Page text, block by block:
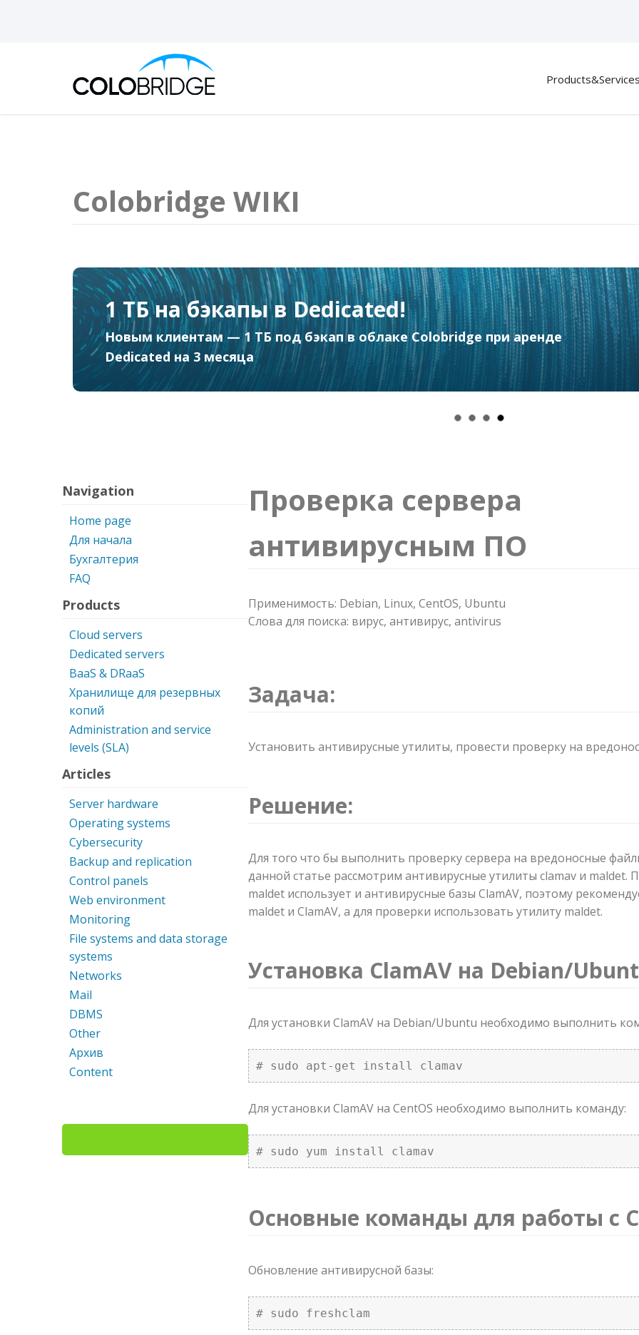
Colobridge WIKI
1 ТБ на бэкапы в Dedicated!
Новым клиентам — 1 ТБ под бэкап в облаке Colobridge при аренде
Dedicated на 3 месяца
Navigation
Home page
Для начала
Бухгалтерия
FAQ
Products
Cloud servers
Dedicated servers
BaaS & DRaaS
Хранилище для резервных
копий
Administration and service
levels (SLA)
Articles
Server hardware
Operating systems
Cybersecurity
Backup and replication
Control panels
Web environment
Monitoring
File systems and data storage
systems
Networks
Mail
DBMS
Other
Архив
Content
Проверка сервера
антивирусным ПО
Применимость: Debian, Linux, CentOS, Ubuntu
Слова для поиска: вирус, антивирус, antivirus
Задача:
Установить антивирусные утилиты, провести проверку на
Решение:
Для того что бы выполнить проверку сервера на вредоносные
данной статье рассмотрим антивирусные утилиты clamav и maldet.
maldet использует и антивирусные базы ClamAV, поэтому
maldet и ClamAV, а для проверки использовать утилиту maldet.
Установка ClamAV на Debian/
Для установки ClamAV на Debian/Ubuntu необходимо выполнить
# sudo apt-get install clamav
Для установки ClamAV на CentOS необходимо выполнить команду:
# sudo yum install clamav
Основные команды для работы с
Обновление антивирусной базы:
# sudo freshclam